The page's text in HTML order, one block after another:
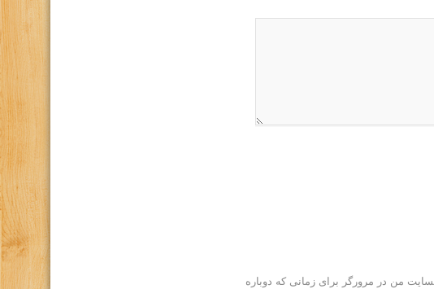
من در مرورگر برای زمانی که دوباره